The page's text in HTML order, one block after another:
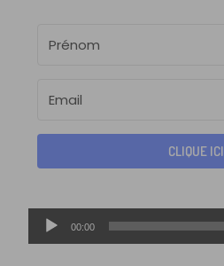
CLIQUE
Lecteur
audio
00:00